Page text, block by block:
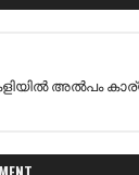
അൽപം